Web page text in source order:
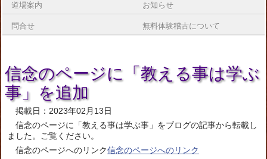
道場案内 お知らせ
問合せ 無料体験稽古について
信念のページに「教える事は学ぶ
事」を追加
掲載日：2023年02月13日
信念のページに「教える事は学ぶ事」をブログの記事から転載し
ました。ご覧ください。
信念のページへのリンク信念のページへのリンク